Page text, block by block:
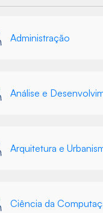
Administração
Arquitetura e
Ciência da